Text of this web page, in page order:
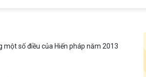
một số điều của Hiến pháp năm 2013